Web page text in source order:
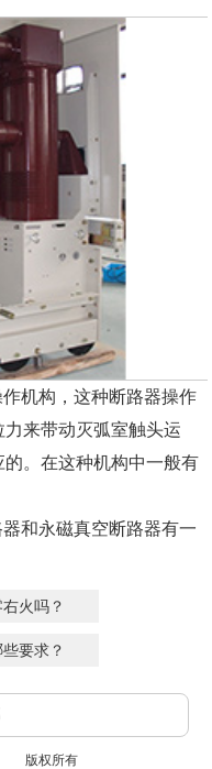
机构，这种断路器操作
来带动灭弧室触头运
。在这种机构中一般有
和永磁真空断路器有一
火吗？
要求？
版权所有